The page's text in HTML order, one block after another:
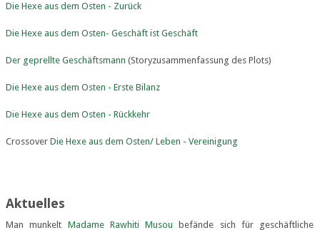
Die Hexe aus dem Osten - Zurück
Die Hexe aus dem Osten- Geschäft ist Geschäft
Der geprellte Geschäftsmann (Storyzusammenfassung des Plots)
Die Hexe aus dem Osten - Erste Bilanz
Die Hexe aus dem Osten - Rückkehr
Crossover Die Hexe aus dem Osten/ Leben - Vereinigung
Aktuelles
Man munkelt Madame Rawhiti Musou befände sich für geschäftliche